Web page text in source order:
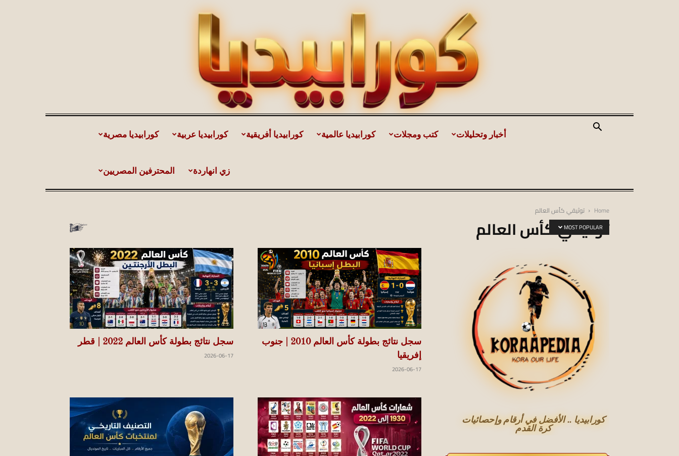
koraapedia
كورابيديا مصرية كورابيديا عربية كورابيديا أفريقية كورابيديا عالمية كتب ومجلات أخبار وتحليلات
المحترفين المصريين زي انهاردة
Home توثيقي كأس العالم
توثيقي كأس العالم
MOST POPULAR
سجل نتائج بطولة كأس العالم 2022 | قطر
2026-06-17
سجل نتائج بطولة كأس العالم 2010 | جنوب
إفريقيا
2026-06-17
كورابيديا .. الأفضل في أرقام وإحصائيات
كرة القدم